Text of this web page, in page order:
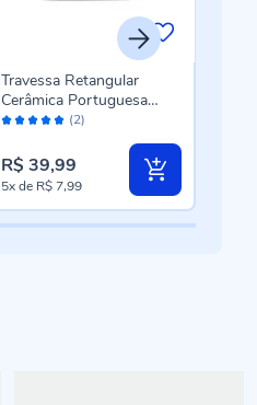
Avaliação: (2)
Travessa Retangular
Cerâmica Portuguesa
Havan Casa 500Ml -
R$ 39,99
5xde R$ 7,99